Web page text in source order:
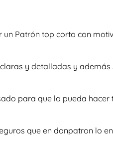
Patrón top corto con
y detalladas y
para que lo pueda
que en donpatron lo